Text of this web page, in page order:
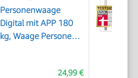
Personenwaage
Digital mit APP 180
kg, Waage Personen
24,99 €